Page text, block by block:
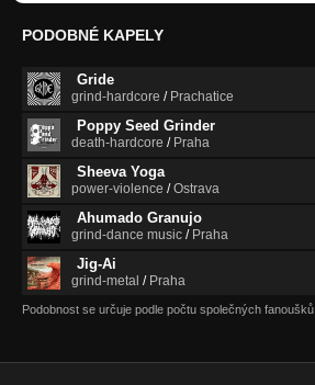
PODOBNÉ KAPELY
Gride
grind-hardcore / Prachatice
Poppy Seed Grinder
death-hardcore / Praha
Sheeva Yoga
power-violence /Ostrava
Ahumado Granujo
grind-dance music / Praha
Jig-Ai
grind-metal / Praha
Podobnost se určuje podle počtu společných fanoušků.